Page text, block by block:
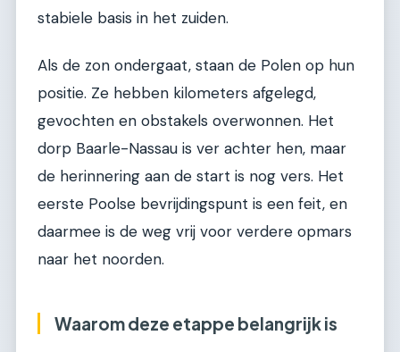
stabiele basis in het zuiden.
Als de zon ondergaat, staan de Polen op hun
positie. Ze hebben kilometers afgelegd,
gevochten en obstakels overwonnen. Het
dorp Baarle-Nassau is ver achter hen, maar
de herinnering aan de start is nog vers. Het
eerste Poolse bevrijdingspunt is een feit, en
daarmee is de weg vrij voor verdere opmars
naar het noorden.
Waarom deze etappe belangrijk is